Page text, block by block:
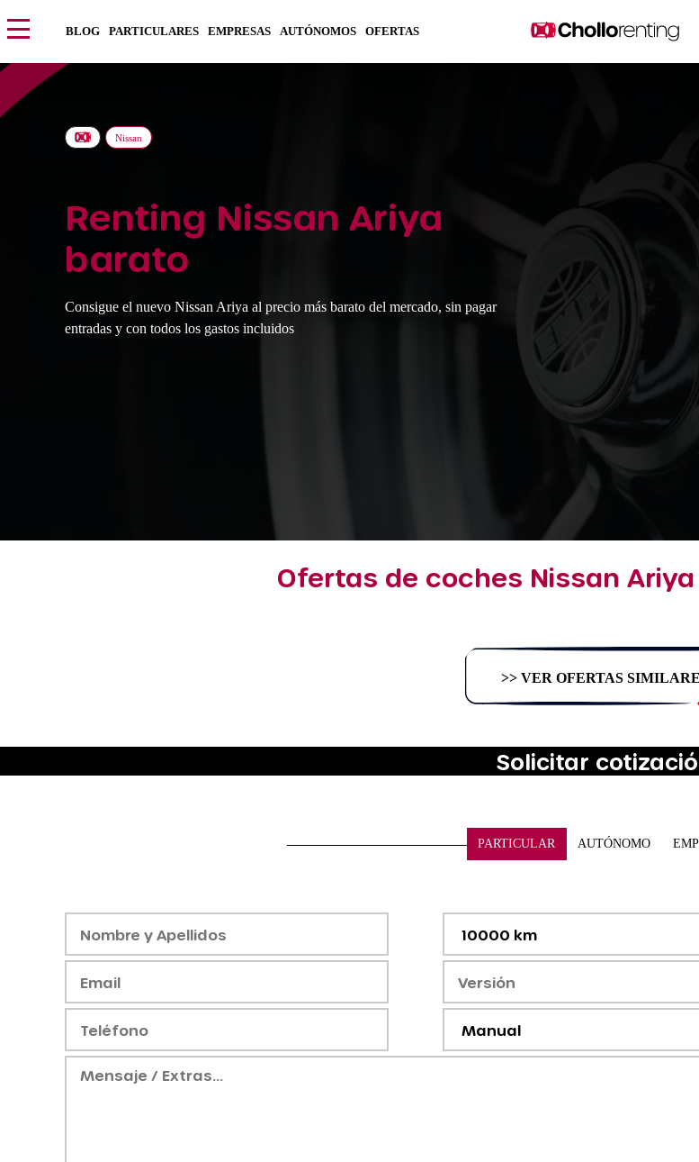
BLOG PARTICULARES EMPRESAS AUTÓNOMOS OFERTAS
Renting Nissan Ariya
barato
Consigue el nuevo Nissan Ariya al precio más barato del mercado, sin pagar
entradas y con todos los gastos incluidos
Nissan
Ofertas de coches Nissan
>> VER OFERTAS
Solicitar
PARTICULAR AUTÓNOMO